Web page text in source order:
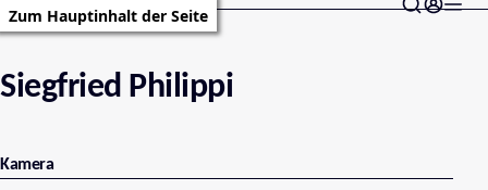
Zum Hauptinhalt der Seite
Siegfried Philippi
Kamera